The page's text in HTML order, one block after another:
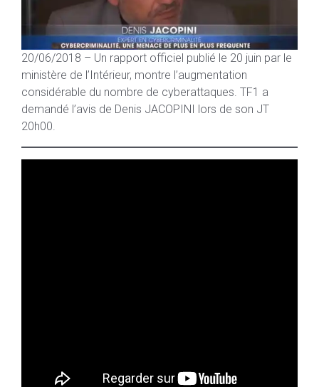
20/06/2018 – Un rapport officiel publié le 20 juin par le
ministère de l’Intérieur, montre l’augmentation
considérable du nombre de cyberattaques. TF1 a
demandé l’avis de Denis JACOPINI lors de son JT
20h00.